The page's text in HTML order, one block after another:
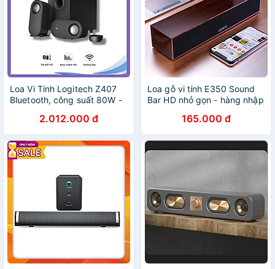
Loa Vi Tính Logitech Z407
Bluetooth, công suất 80W -
2.012.000 đ
Loa gỗ vi tính E350 Sound
Bar HD nhỏ gọn - hàng nhập
165.000 đ